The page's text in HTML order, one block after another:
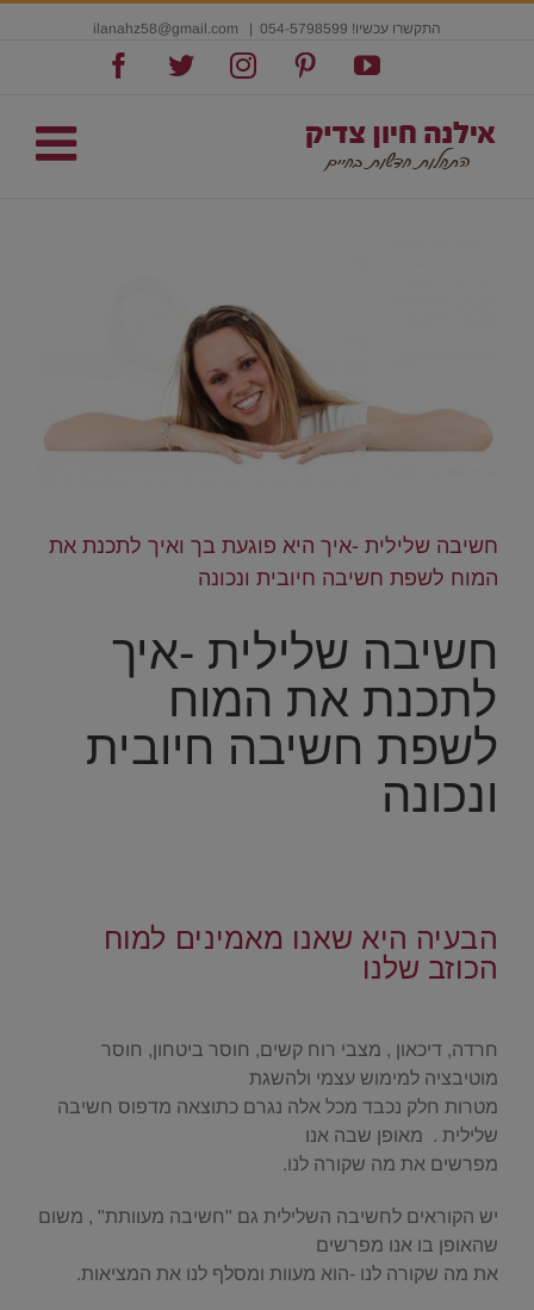
התקשרו עכשיו! 054-5798599
YouTube
Pinterest
Instagram
Twitter
חשיבה שלילית -איך היא פוגעת בך ואיך לתכנת את
המוח לשפת חשיבה חיובית ונכונה
חשיבה שלילית -איך
לתכנת את המוח
לשפת חשיבה חיובית
ונכונה
הבעיה היא שאנו מאמינים למוח
הכוזב שלנו
חרדה, דיכאון , מצבי רוח קשים, חוסר ביטחון, חוסר
מוטיבציה למימוש עצמי ולהשגת
מטרות חלק נכבד מכל אלה נגרם כתוצאה מדפוס חשיבה
שלילית . מאופן שבה אנו
מפרשים את מה שקורה לנו.
יש הקוראים לחשיבה השלילית גם "חשיבה מעוותת" , משום
שהאופן בו אנו מפרשים
את מה שקורה לנו -הוא מעוות ומסלף לנו את המציאות.